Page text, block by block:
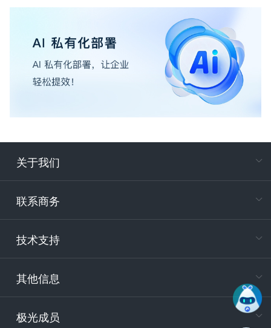
关于我们
联系商务
技术支持
其他信息
极光成员
电
400-
技